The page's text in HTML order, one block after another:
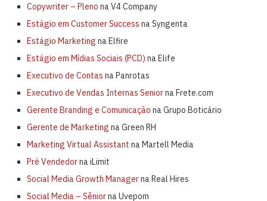
Copywriter – Pleno na V4 Company
Estágio em Customer Success na Syngenta
Estágio Marketing na Elfire
Estágio em Mídias Sociais (PCD) na Elife
Executivo de Contas na Panrotas
Executivo de Vendas Internas Seniorna Frete.com
Gerente Branding e Comunicação na Grupo Boticário
Gerente de Marketing na Green RH
Marketing Virtual Assistant na Martell Media
Pré Vendedorna iLimit
Social Media Growth Managerna Real Hires
Social Media – Sêniorna Uvepom